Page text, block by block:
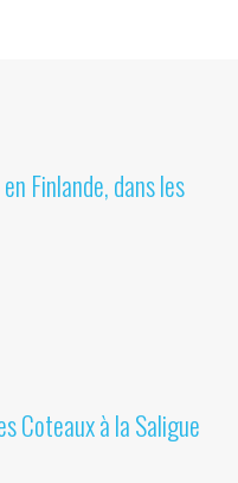
Finlande, dans les
Coteaux à la Saligue